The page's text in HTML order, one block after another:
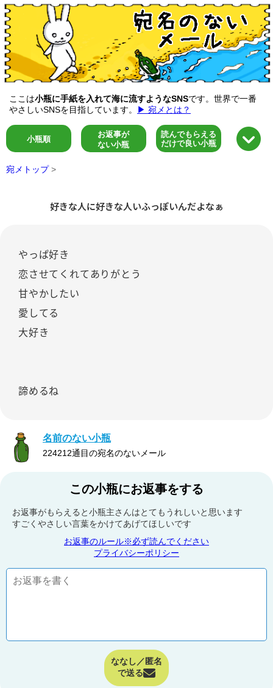
ここは小瓶に手紙を入れて海に流すようなSNSです。世界で一番
やさしいSNSを目指しています。
▶ 宛メとは？
小瓶順
お返事が
ない小瓶
読んでもらえる
だけで良い小瓶
宛メトップ >
好きな人に好きな人いふっぽいんだよなぁ
やっぱ好き
恋させてくれてありがとう
甘やかしたい
愛してる
大好き
諦めるね
名前のない小瓶
224212通目の宛名のないメール
この小瓶にお返事をする
お返事がもらえると小瓶主さんはとてもうれしいと思います
すごくやさしい言葉をかけてあげてほしいです
お返事のルール※必ず読んでください
プライバシーポリシー
ななし／匿名
で送る